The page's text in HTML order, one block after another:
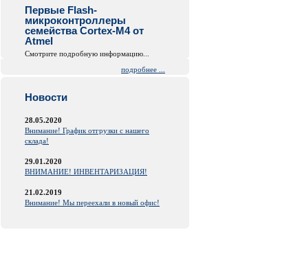
Первые Flash-
микроконтроллеры
семейства Cortex-M4 от
Atmel
Смотрите подробную информацию...
подробнее ...
Новости
28.05.2020
Внимание! График отгрузки с нашего
склада!
29.01.2020
ВНИМАНИЕ! ИНВЕНТАРИЗАЦИЯ!
21.02.2019
Внимание! Мы переехали в новый офис!